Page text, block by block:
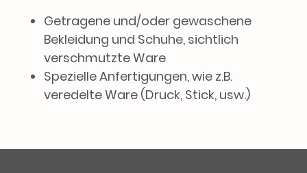
Getragene und/oder gewaschene
Bekleidung und Schuhe, sichtlich
verschmutzte Ware
Spezielle Anfertigungen, wie z.B.
veredelte Ware (Druck, Stick, usw.)